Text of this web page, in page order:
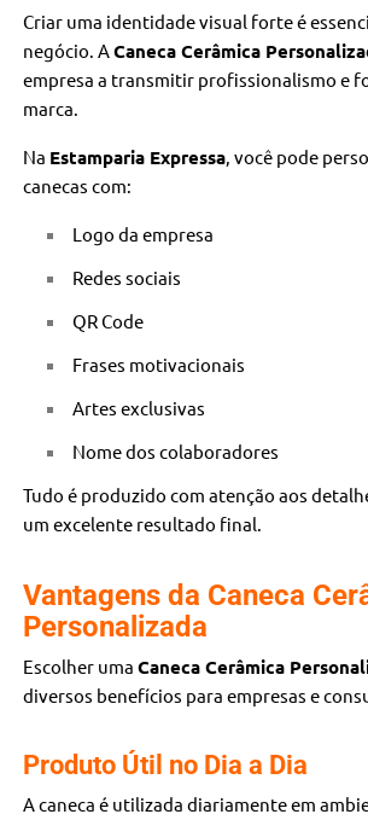
Criar uma identidade visual forte é
negócio. ACaneca Cerâmica
empresa a transmitir profissionalismo e
marca.
Na Estamparia Expressa, você pode
canecas com:
Logo da empresa
Redes sociais
QR Code
Frases motivacionais
Artes exclusivas
Nome dos colaboradores
Tudo é produzido com atenção aos
um excelente resultado final.
Vantagens da Caneca
Personalizada
Escolher umaCaneca Cerâmica
diversos benefícios para empresas e
Produto Útil no Dia a Dia
A caneca é utilizada diariamente em